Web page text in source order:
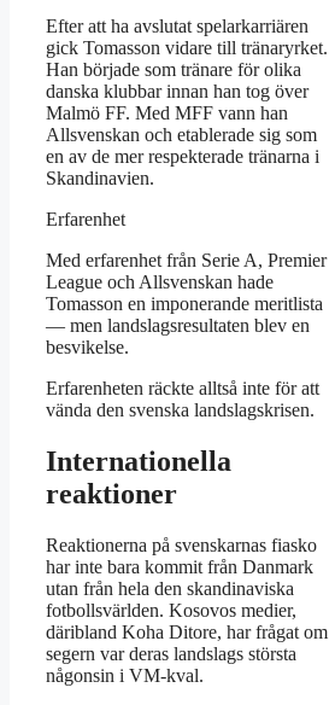
Efter att ha avslutat spelarkarriären
gick Tomasson vidare till tränaryrket.
Han började som tränare för olika
danska klubbar innan han tog över
Malmö FF. Med MFF vann han
Allsvenskan och etablerade sig som
en av de mer respekterade tränarna i
Skandinavien.
Erfarenhet
Med erfarenhet från Serie A, Premier
League och Allsvenskan hade
Tomasson en imponerande meritlista
— men landslagsresultaten blev en
besvikelse.
Erfarenheten räckte alltså inte för att
vända den svenska landslagskrisen.
Internationella
reaktioner
Reaktionerna på svenskarnas fiasko
har inte bara kommit från Danmark
utan från hela den skandinaviska
fotbollsvärlden. Kosovos medier,
däribland Koha Ditore, har frågat om
segern var deras landslags största
någonsin i VM-kval.